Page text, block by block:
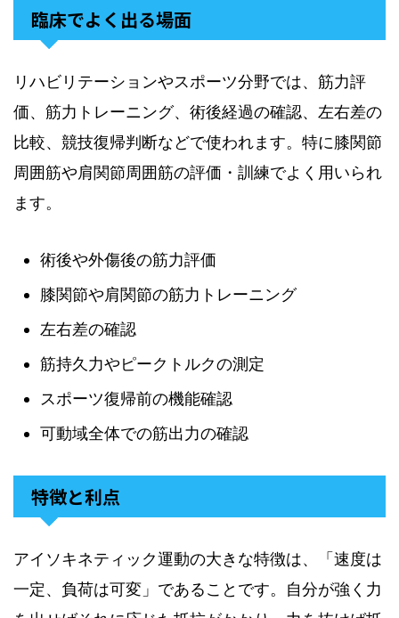
臨床でよく出る場面
リハビリテーションやスポーツ分野では、筋力評
価、筋力トレーニング、術後経過の確認、左右差の
比較、競技復帰判断などで使われます。特に膝関節
周囲筋や肩関節周囲筋の評価・訓練でよく用いられ
ます。
術後や外傷後の筋力評価
膝関節や肩関節の筋力トレーニング
左右差の確認
筋持久力やピークトルクの測定
スポーツ復帰前の機能確認
可動域全体での筋出力の確認
特徴と利点
アイソキネティック運動の大きな特徴は、「速度は
一定、負荷は可変」であることです。自分が強く力